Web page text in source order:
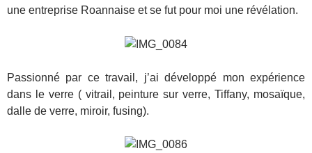
une entreprise Roannaise et se fut pour moi une révélation.
Passionné par ce travail, j’ai développé mon expérience
dans le verre ( vitrail, peinture sur verre, Tiffany, mosaïque,
dalle de verre, miroir, fusing).